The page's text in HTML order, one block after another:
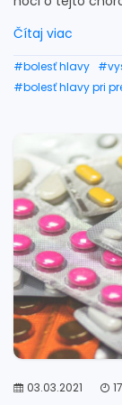
Čítaj viac
#bolesť hlavy
#bolesť hlavy pri
#bolesť hlavy a
03.03.2021